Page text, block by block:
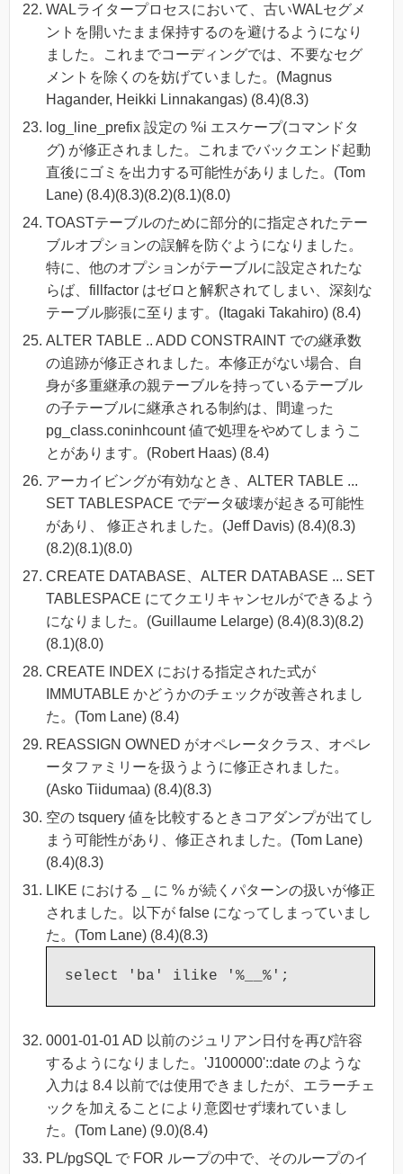
WALライタープロセスにおいて、古いWALセグメ
ントを開いたまま保持するのを避けるようになり
ました。これまでコーディングでは、不要なセグ
メントを除くのを妨げていました。(Magnus
Hagander, Heikki Linnakangas) (8.4)(8.3)
log_line_prefix 設定の %i エスケープ(コマンドタ
グ) が修正されました。これまでバックエンド起動
直後にゴミを出力する可能性がありました。(Tom
Lane) (8.4)(8.3)(8.2)(8.1)(8.0)
TOASTテーブルのために部分的に指定されたテー
ブルオプションの誤解を防ぐようになりました。
特に、他のオプションがテーブルに設定されたな
らば、fillfactor はゼロと解釈されてしまい、深刻な
テーブル膨張に至ります。(Itagaki Takahiro) (8.4)
ALTER TABLE .. ADD CONSTRAINT での継承数
の追跡が修正されました。本修正がない場合、自
身が多重継承の親テーブルを持っているテーブル
の子テーブルに継承される制約は、間違った
pg_class.coninhcount 値で処理をやめてしまうこ
とがあります。(Robert Haas) (8.4)
アーカイビングが有効なとき、ALTER TABLE ...
SET TABLESPACE でデータ破壊が起きる可能性
があり、 修正されました。(Jeff Davis) (8.4)(8.3)
(8.2)(8.1)(8.0)
CREATE DATABASE、ALTER DATABASE ... SET
TABLESPACE にてクエリキャンセルができるよう
になりました。(Guillaume Lelarge) (8.4)(8.3)(8.2)
(8.1)(8.0)
CREATE INDEX における指定された式が
IMMUTABLE かどうかのチェックが改善されまし
た。(Tom Lane) (8.4)
REASSIGN OWNED がオペレータクラス、オペレ
ータファミリーを扱うように修正されました。
(Asko Tiidumaa) (8.4)(8.3)
空の tsquery 値を比較するときコアダンプが出てし
まう可能性があり、修正されました。(Tom Lane)
(8.4)(8.3)
LIKE における _ に % が続くパターンの扱いが修正
されました。以下が false になってしまっていまし
た。(Tom Lane) (8.4)(8.3)
select 'ba' ilike '%__%';
0001-01-01 AD 以前のジュリアン日付を再び許容
するようになりました。'J100000'::date のような
入力は 8.4 以前では使用できましたが、エラーチェ
ックを加えることにより意図せず壊れていまし
た。(Tom Lane) (9.0)(8.4)
PL/pgSQL で FOR ループの中で、そのループのイ